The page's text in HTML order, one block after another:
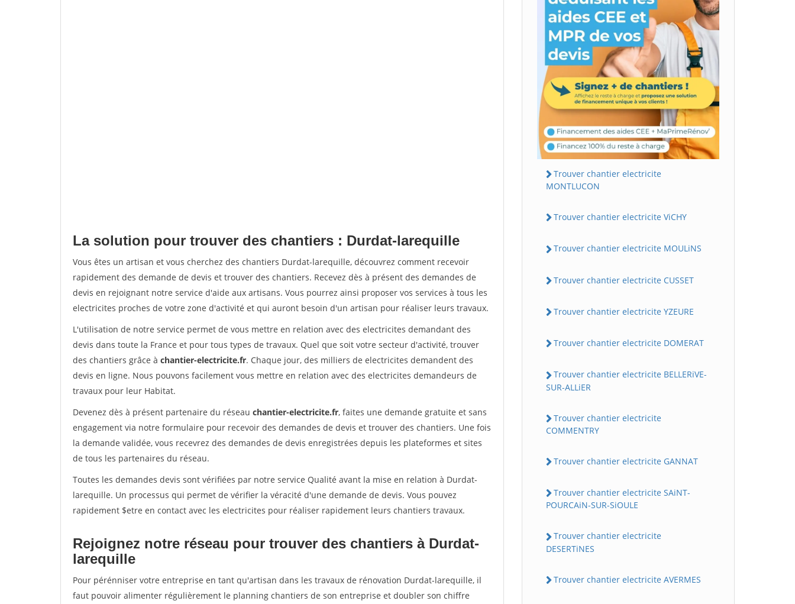
La solution pour trouver des chantiers : Durdat-larequille
Vous êtes un artisan et vous cherchez des chantiers Durdat-larequille, découvrez comment recevoir
rapidement des demande de devis et trouver des chantiers. Recevez dès à présent des demandes de
devis en rejoignant notre service d'aide aux artisans. Vous pourrez ainsi proposer vos services à tous les
electricites proches de votre zone d'activité et qui auront besoin d'un artisan pour réaliser leurs travaux.
L'utilisation de notre service permet de vous mettre en relation avec des electricites demandant des
devis dans toute la France et pour tous types de travaux. Quel que soit votre secteur d'activité, trouver
des chantiers grâce à chantier-electricite.fr. Chaque jour, des milliers de electricites demandent des
devis en ligne. Nous pouvons facilement vous mettre en relation avec des electricites demandeurs de
travaux pour leur Habitat.
Devenez dès à présent partenaire du réseau chantier-electricite.fr, faites une demande gratuite et sans
engagement via notre formulaire pour recevoir des demandes de devis et trouver des chantiers. Une fois
la demande validée, vous recevrez des demandes de devis enregistrées depuis les plateformes et sites
de tous les partenaires du réseau.
Toutes les demandes devis sont vérifiées par notre service Qualité avant la mise en relation à Durdat-
larequille. Un processus qui permet de vérifier la véracité d'une demande de devis. Vous pouvez
rapidement $etre en contact avec les electricites pour réaliser rapidement leurs chantiers travaux.
Rejoignez notre réseau pour trouver des chantiers à Durdat-
larequille
Pour pérénniser votre entreprise en tant qu'artisan dans les travaux de rénovation Durdat-larequille, il
faut pouvoir alimenter régulièrement le planning chantiers de son entreprise et doubler son chiffre
Trouver chantier electricite
MONTLUCON
Trouver chantier electricite ViCHY
Trouver chantier electricite MOULiNS
Trouver chantier electricite CUSSET
Trouver chantier electricite YZEURE
Trouver chantier electricite DOMERAT
Trouver chantier electricite BELLERiVE-
SUR-ALLiER
Trouver chantier electricite
COMMENTRY
Trouver chantier electricite GANNAT
Trouver chantier electricite SAiNT-
POURCAiN-SUR-SiOULE
Trouver chantier electricite
DESERTiNES
Trouver chantier electricite AVERMES